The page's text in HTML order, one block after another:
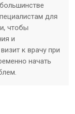
для
чтобы
и
к врачу при
начать